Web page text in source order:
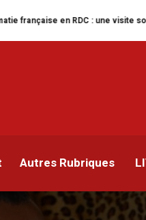
: une visite sous haute tension
Autres Rubriques
ses